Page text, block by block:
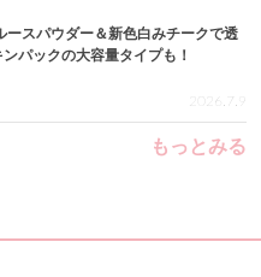
ースパウダー＆新色白みチークで透
パックの大容量タイプも！
2026.7.9
もっとみる